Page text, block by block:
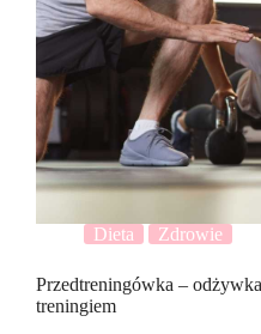
Dieta Zdrowie
Przedtreningówka –
treningiem